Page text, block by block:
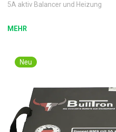
5A aktiv Balancer und Heizung
MEHR
Neu